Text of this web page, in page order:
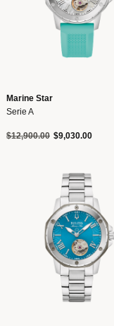
Marine Star
Serie A
Precio reducido de
$12,900.00a$9,030.00